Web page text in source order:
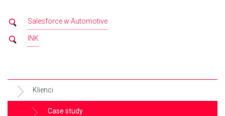
Salesforce w Automotive
INK
Klienci
Case study